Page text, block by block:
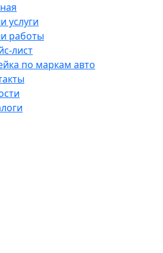
услуги
работы
лист
по маркам авто